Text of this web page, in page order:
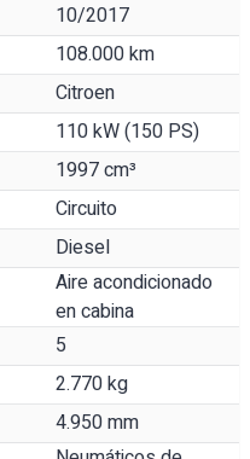
10/2017
108.000 km
Citroen
110 kW (150 PS)
1997 cm³
Circuito
Diesel
Aire acondicionado
en cabina
5
2.770 kg
4.950 mm